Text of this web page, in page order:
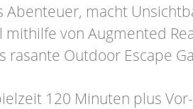
Abenteuer, macht
mithilfe von Augmented
rasante Outdoor Escape
120 Minuten plus